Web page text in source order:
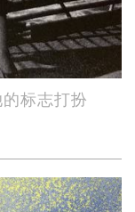
标志打扮